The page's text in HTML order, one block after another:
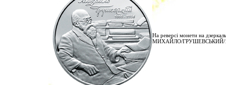
На реверсі монети на
МИХАЙЛО/ГРУШЕВСЬКИЙ/